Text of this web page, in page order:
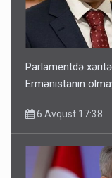
Parlamentdə
Ermənistanın
6 Avqust 17:38